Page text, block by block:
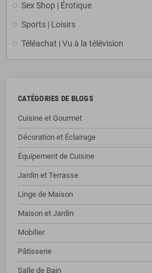
Sex Shop | Érotique
Sports | Loisirs
Téléachat | Vu à la télévision
CATÉGORIES DE BLOGS
Cuisine et Gourmet
Décoration et Éclairage
Équipement de Cuisine
Jardin et Terrasse
Linge de Maison
Maison et Jardin
Mobilier
Pâtisserie
Salle de Bain